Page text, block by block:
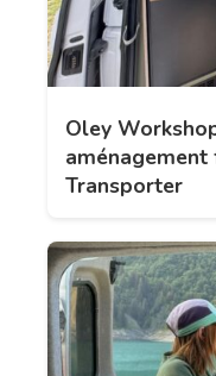
Oley
Transporter